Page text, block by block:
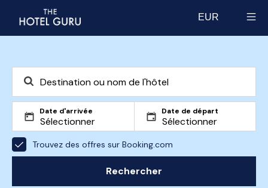
EUR
Date d'arrivée Date de départ
Trouvez des offres sur Booking.com
Rechercher